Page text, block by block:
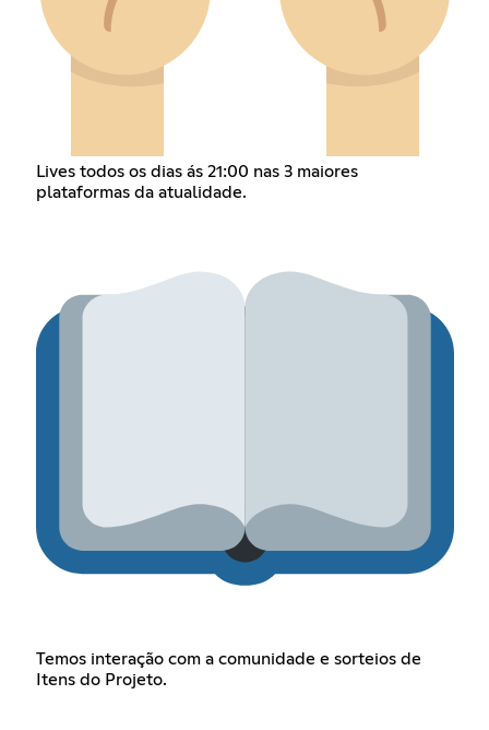
Lives todos os dias ás 21:00 nas 3 maiores
plataformas da atualidade.
Temos interação com a comunidade e sorteios de
Itens do Projeto.